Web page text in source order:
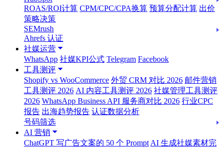
ROAS/ROI计算 CPM/CPC/CPA换算 预算分配计算 出价
策略决策
SEMrush
Ahrefs 认证
社媒运营
WhatsApp 社媒KPI公式 Telegram Facebook
工具测评
Shopify vs WooCommerce 外贸 CRM 对比 2026 邮件营销
工具测评 2026 AI 内容工具测评 2026 社媒管理工具测评
2026 WhatsApp Business API 服务商对比 2026 行业CPC
报告 出海趋势报告 认证数据分析
号码筛选
AI 营销
ChatGPT 写广告文案的 50 个 Prompt AI 生成社媒素材完